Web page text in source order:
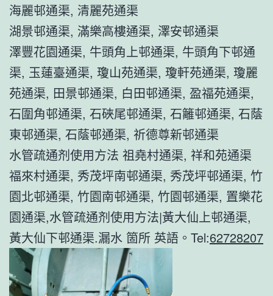
海麗邨通渠, 清麗苑通渠
湖景邨通渠, 滿樂高樓通渠, 澤安邨通渠
澤豐花園通渠, 牛頭角上邨通渠, 牛頭角下邨通
渠, 玉蓮臺通渠, 瓊山苑通渠, 瓊軒苑通渠, 瓊麗
苑通渠, 田景邨通渠, 白田邨通渠, 盈福苑通渠,
石圍角邨通渠, 石硤尾邨通渠, 石籬邨通渠, 石蔭
東邨通渠, 石蔭邨通渠, 祈德尊新邨通渠
水管疏通剂使用方法 祖堯村通渠, 祥和苑通渠
福來村通渠, 秀茂坪南邨通渠, 秀茂坪邨通渠, 竹
園北邨通渠, 竹園南邨通渠, 竹園邨通渠, 置樂花
園通渠,水管疏通剂使用方法|黃大仙上邨通渠,
黃大仙下邨通渠.漏水 箇所 英語。Tel:62728207